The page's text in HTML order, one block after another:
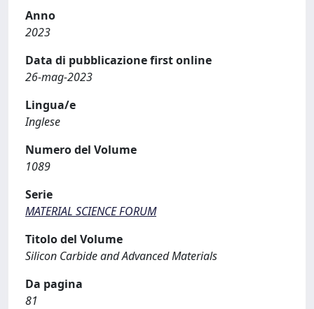
Anno
2023
Data di pubblicazione first online
26-mag-2023
Lingua/e
Inglese
Numero del Volume
1089
Serie
MATERIAL SCIENCE FORUM
Titolo del Volume
Silicon Carbide and Advanced Materials
Da pagina
81